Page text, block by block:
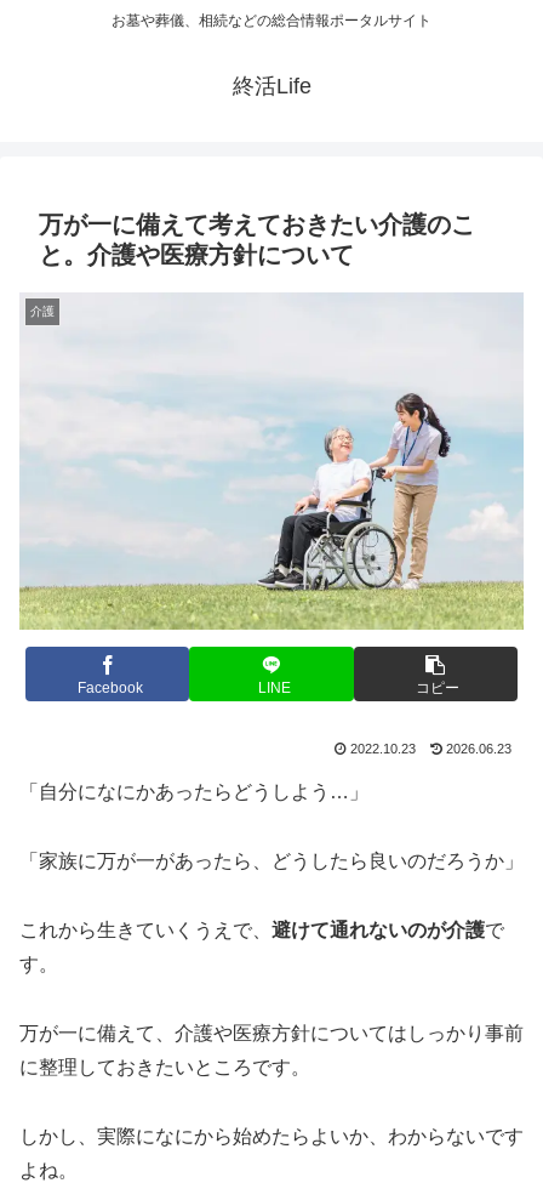
お墓や葬儀、相続などの総合情報ポータルサイト
終活Life
万が一に備えて考えておきたい介護のこ
と。介護や医療方針について
介護
Facebook LINE コピー
2022.10.23 2026.06.23
「自分になにかあったらどうしよう…」
「家族に万が一があったら、どうしたら良いのだろうか」
これから生きていくうえで、 避けて通れないのが介護で
す。
万が一に備えて、介護や医療方針についてはしっかり事前
に整理しておきたいところです。
しかし、実際になにから始めたらよいか、わからないです
よね。